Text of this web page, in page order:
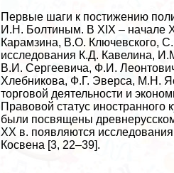
Первые шаги к постижению
И.Н. Болтиным. В XIX – начале
Карамзина, В.О. Ключевского,
исследования К.Д. Кавелина,
В.И. Сергеевича, Ф.И.
Хлебникова, Ф.Г. Эверса, М.Н.
торговой деятельности и
Правовой статус иностранного
были посвящены
XX в. появляются
Косвена [3, 22–39].